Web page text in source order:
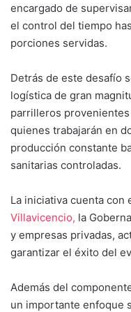
encargado de
el control del tiempo
porciones servidas.
Detrás de este desafío
logística de gran
parrilleros
quienes trabajarán en
producción constante
sanitarias controladas.
La iniciativa cuenta con
Villavicencio, la
y empresas privadas,
garantizar el éxito del
Además del
un importante enfoque